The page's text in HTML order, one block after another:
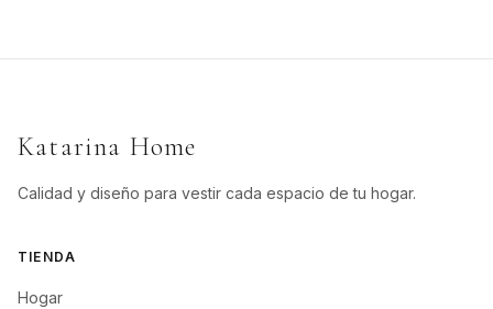
Katarina Home
Calidad y diseño para vestir cada espacio de tu hogar.
TIENDA
Hogar